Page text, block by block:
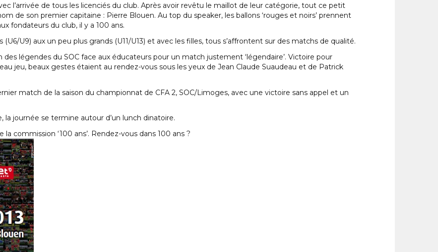
l’arrivée de tous les licenciés du club. Après avoir revêtu le maillot de leur catégorie, tout ce petit
de son premier capitaine : Pierre Blouen. Au top du speaker, les ballons ‘rouges et noirs’ prennent
fondateurs du club, il y a 100 ans.
(U6/U9) aux un peu plus grands (U11/U13) et avec les filles, tous s’affrontent sur des matchs de qualité.
des légendes du SOC face aux éducateurs pour un match justement ‘légendaire’. Victoire pour
jeu, beaux gestes étaient au rendez-vous sous les yeux de Jean Claude Suaudeau et de Patrick
match de la saison du championnat de CFA 2, SOC/Limoges, avec une victoire sans appel et un
journée se termine autour d’un lunch dinatoire.
commission ‘100 ans’. Rendez-vous dans 100 ans ?